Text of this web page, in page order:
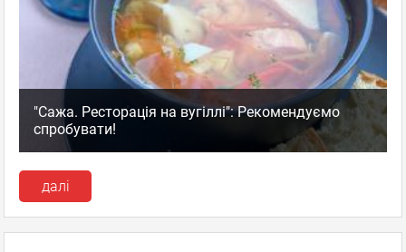
"Сажа. Ресторація на вугіллі": Рекомендуємо
спробувати!
далі